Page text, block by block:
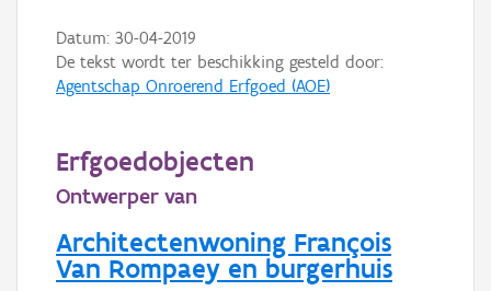
Datum: 30-04-2019
De tekst wordt ter beschikking gesteld door:
Agentschap Onroerend Erfgoed (AOE)
Erfgoedobjecten
Ontwerper van
Architectenwoning François
Van Rompaey en burgerhuis